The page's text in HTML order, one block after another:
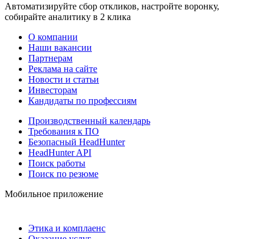
Автоматизируйте сбор откликов, настройте воронку,
собирайте аналитику в 2 клика
О компании
Наши вакансии
Партнерам
Реклама на сайте
Новости и статьи
Инвесторам
Кандидаты по профессиям
Производственный календарь
Требования к ПО
Безопасный HeadHunter
HeadHunter API
Поиск работы
Поиск по резюме
Мобильное приложение
Этика и комплаенс